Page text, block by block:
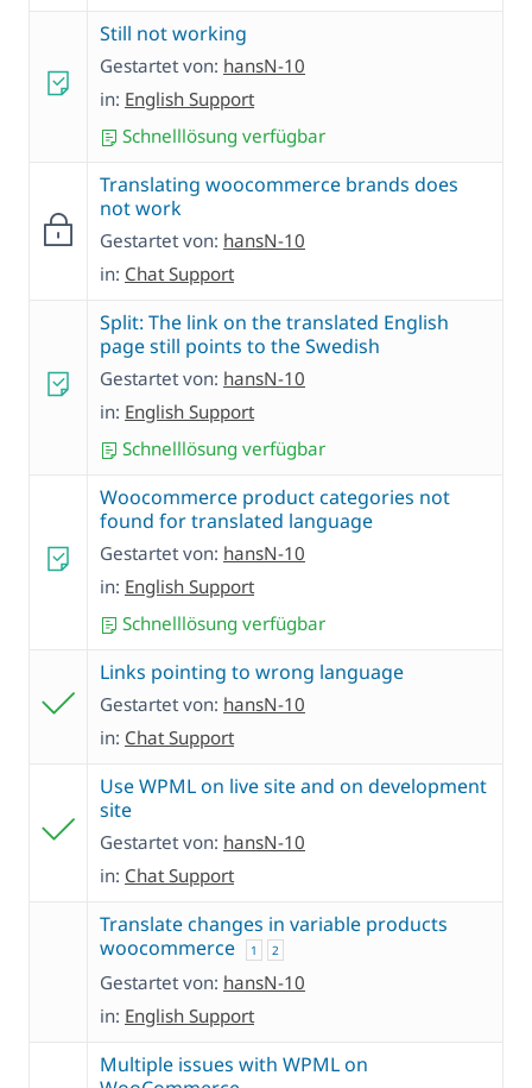
Still not working
Gestartet von: hansN-10
in: English Support
Schnelllösung verfügbar
Translating woocommerce brands does
not work
Gestartet von: hansN-10
in: Chat Support
Split: The link on the translated English
page still points to the Swedish
Gestartet von: hansN-10
in: English Support
Schnelllösung verfügbar
Woocommerce product categories not
found for translated language
Gestartet von: hansN-10
in: English Support
Schnelllösung verfügbar
Links pointing to wrong language
Gestartet von: hansN-10
in: Chat Support
Use WPML on live site and on development
site
Gestartet von: hansN-10
in: Chat Support
Translate changes in variable products
woocommerce
1 2
Gestartet von: hansN-10
in: English Support
Multiple issues with WPML on